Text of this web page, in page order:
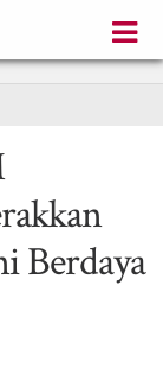
Berdaya